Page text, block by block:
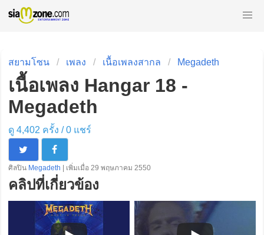
สยามโซน เพลง เนื้อเพลงสากล Megadeth
เนื้อเพลง Hangar 18 -
Megadeth
ดู 4,402 ครั้ง /0แชร์
ศิลปิน Megadeth | เพิ่มเมื่อ 29 พฤษภาคม 2550
คลิปที่เกี่ยวข้อง